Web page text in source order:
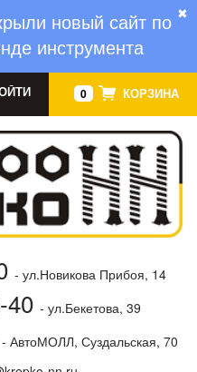
✖
новый сайт по
инструмента
0 КОРЗИНА
- ул.Новикова Прибоя, 14
40 - ул.Бекетова, 39
- АвтоМОЛЛ, Суздальская, 70